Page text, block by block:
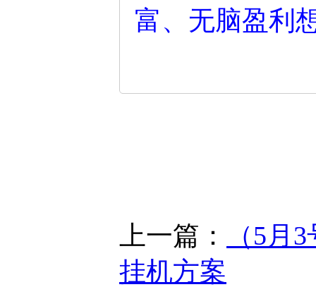
富、无脑盈利
上一篇：
（5月
挂机方案